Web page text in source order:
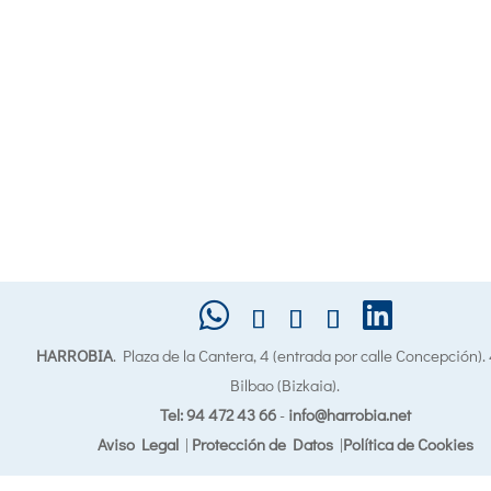
HARROBIA. Plaza de la Cantera, 4 (entrada por calle
Bilbao (Bizkaia).
Tel: 94 472 43 66- info@harrobia.net
Aviso Legal| Protección de Datos|Política de Cookies